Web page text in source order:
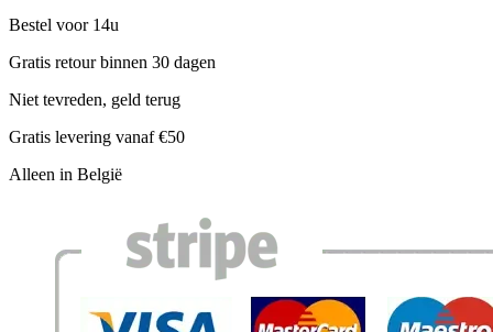
Bestel voor 14u
Gratis retour binnen 30 dagen
Niet tevreden, geld terug
Gratis levering vanaf €50
Alleen in België